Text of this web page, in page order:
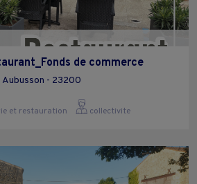
de commerce
Aubusson - 23200
et restauration collectivite